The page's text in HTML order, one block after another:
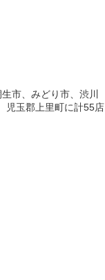
市、みどり市、渋川
児玉郡上里町に計55店